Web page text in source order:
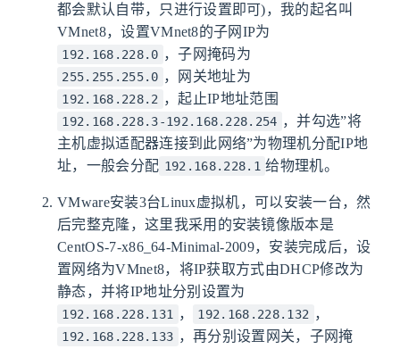
都会默认自带，只进行设置即可)，我的起名叫
VMnet8，设置VMnet8的子网IP为
192.168.228.0 ，子网掩码为
255.255.255.0 ，网关地址为
192.168.228.2 ，起止IP地址范围
192.168.228.3-192.168.228.254 ，并勾选”将
主机虚拟适配器连接到此网络”为物理机分配IP地
址，一般会分配 192.168.228.1 给物理机。
VMware安装3台Linux虚拟机，可以安装一台，然
后完整克隆，这里我采用的安装镜像版本是
CentOS-7-x86_64-Minimal-2009，安装完成后，设
置网络为VMnet8，将IP获取方式由DHCP修改为
静态，并将IP地址分别设置为
192.168.228.131 ， 192.168.228.132 ，
192.168.228.133 ，再分别设置网关，子网掩